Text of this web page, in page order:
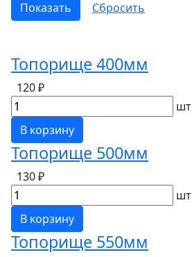
Топорище 400мм
120 ₽
шт
В корзину
Топорище 500мм
130 ₽
шт
В корзину
Топорище 550мм